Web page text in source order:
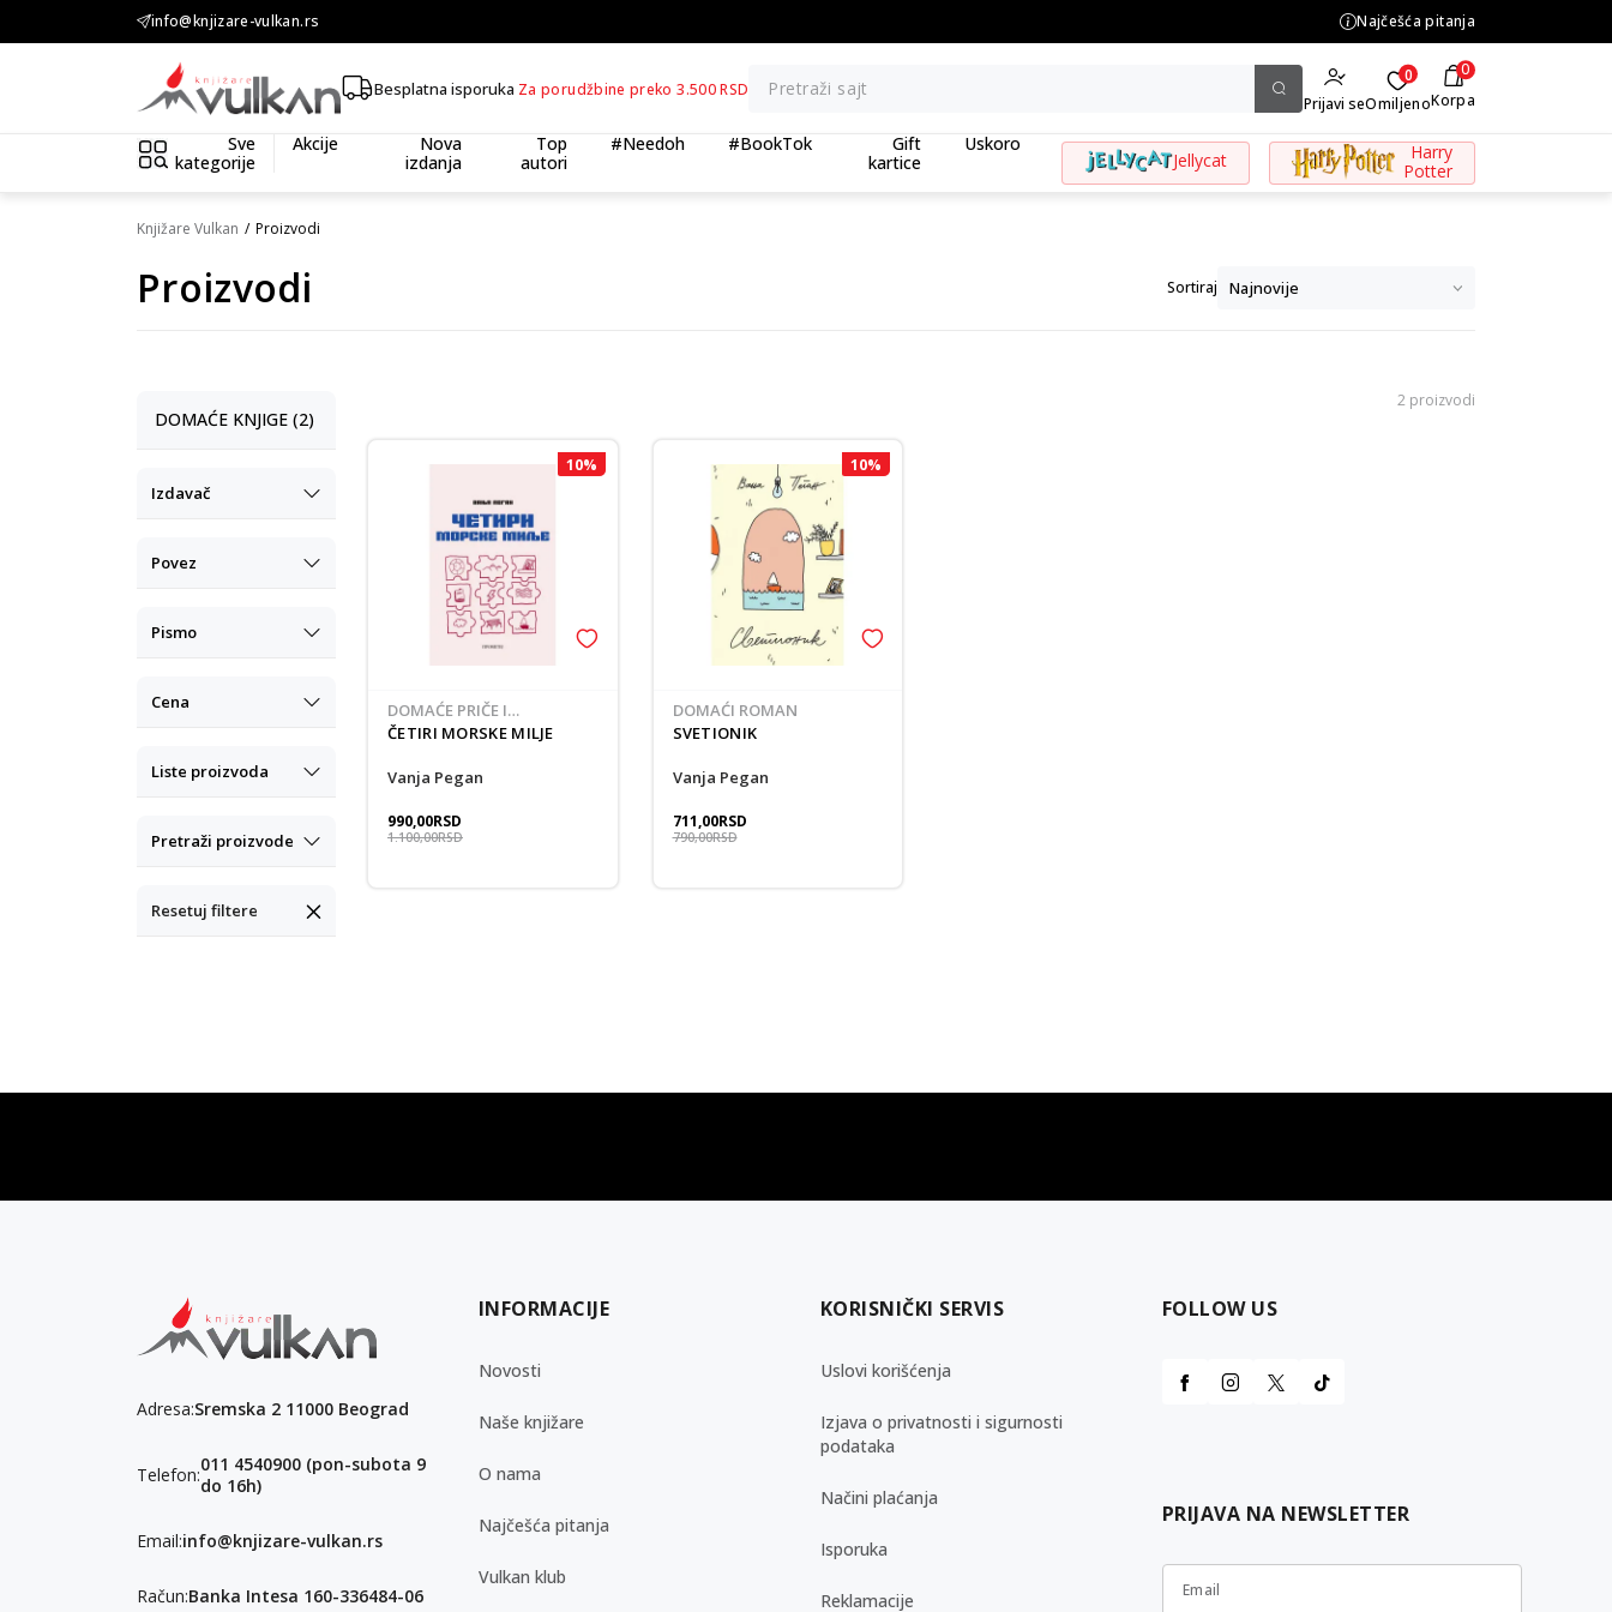
info@knjizare-vulkan.rs BESPLATNA ISPORUKA za porudžbine preko 3.500,00 dinNajčešća pitanja
Besplatna isporuka Za porudžbine preko 3.500 RSD Pretraži sajt
Prijavi se
0
Omiljeno
0
Korpa
Sve
kategorije
Akcije
Nova
izdanja
Top
autori
#Needoh #BookTok
Gift
kartice
Uskoro
Jellycat
Harry
Potter
Knjižare Vulkan Proizvodi
Proizvodi Sortiraj
DOMAĆE KNJIGE (2)
Resetuj filtere
Izdavač
Povez
Pismo
Cena
Liste proizvoda
Pretraži proizvode
2 proizvodi
10%
DOMAĆE PRIČE I
PRIPOVETKE
ČETIRI MORSKE MILJE
Vanja Pegan
990,00RSD
1.100,00RSD
10%
DOMAĆI ROMAN
SVETIONIK
Vanja Pegan
711,00RSD
790,00RSD
Adresa:Sremska 2 11000 Beograd
Telefon:011 4540900 (pon-subota 9
do 16h)
Email:info@knjizare-vulkan.rs
Račun:Banka Intesa 160-336484-06
INFORMACIJE
Novosti
Naše knjižare
O nama
Najčešća pitanja
Vulkan klub
KORISNIČKI SERVIS
Uslovi korišćenja
Izjava o privatnosti i sigurnosti
podataka
Načini plaćanja
Isporuka
Reklamacije
FOLLOW US
PRIJAVA NA NEWSLETTER
Email